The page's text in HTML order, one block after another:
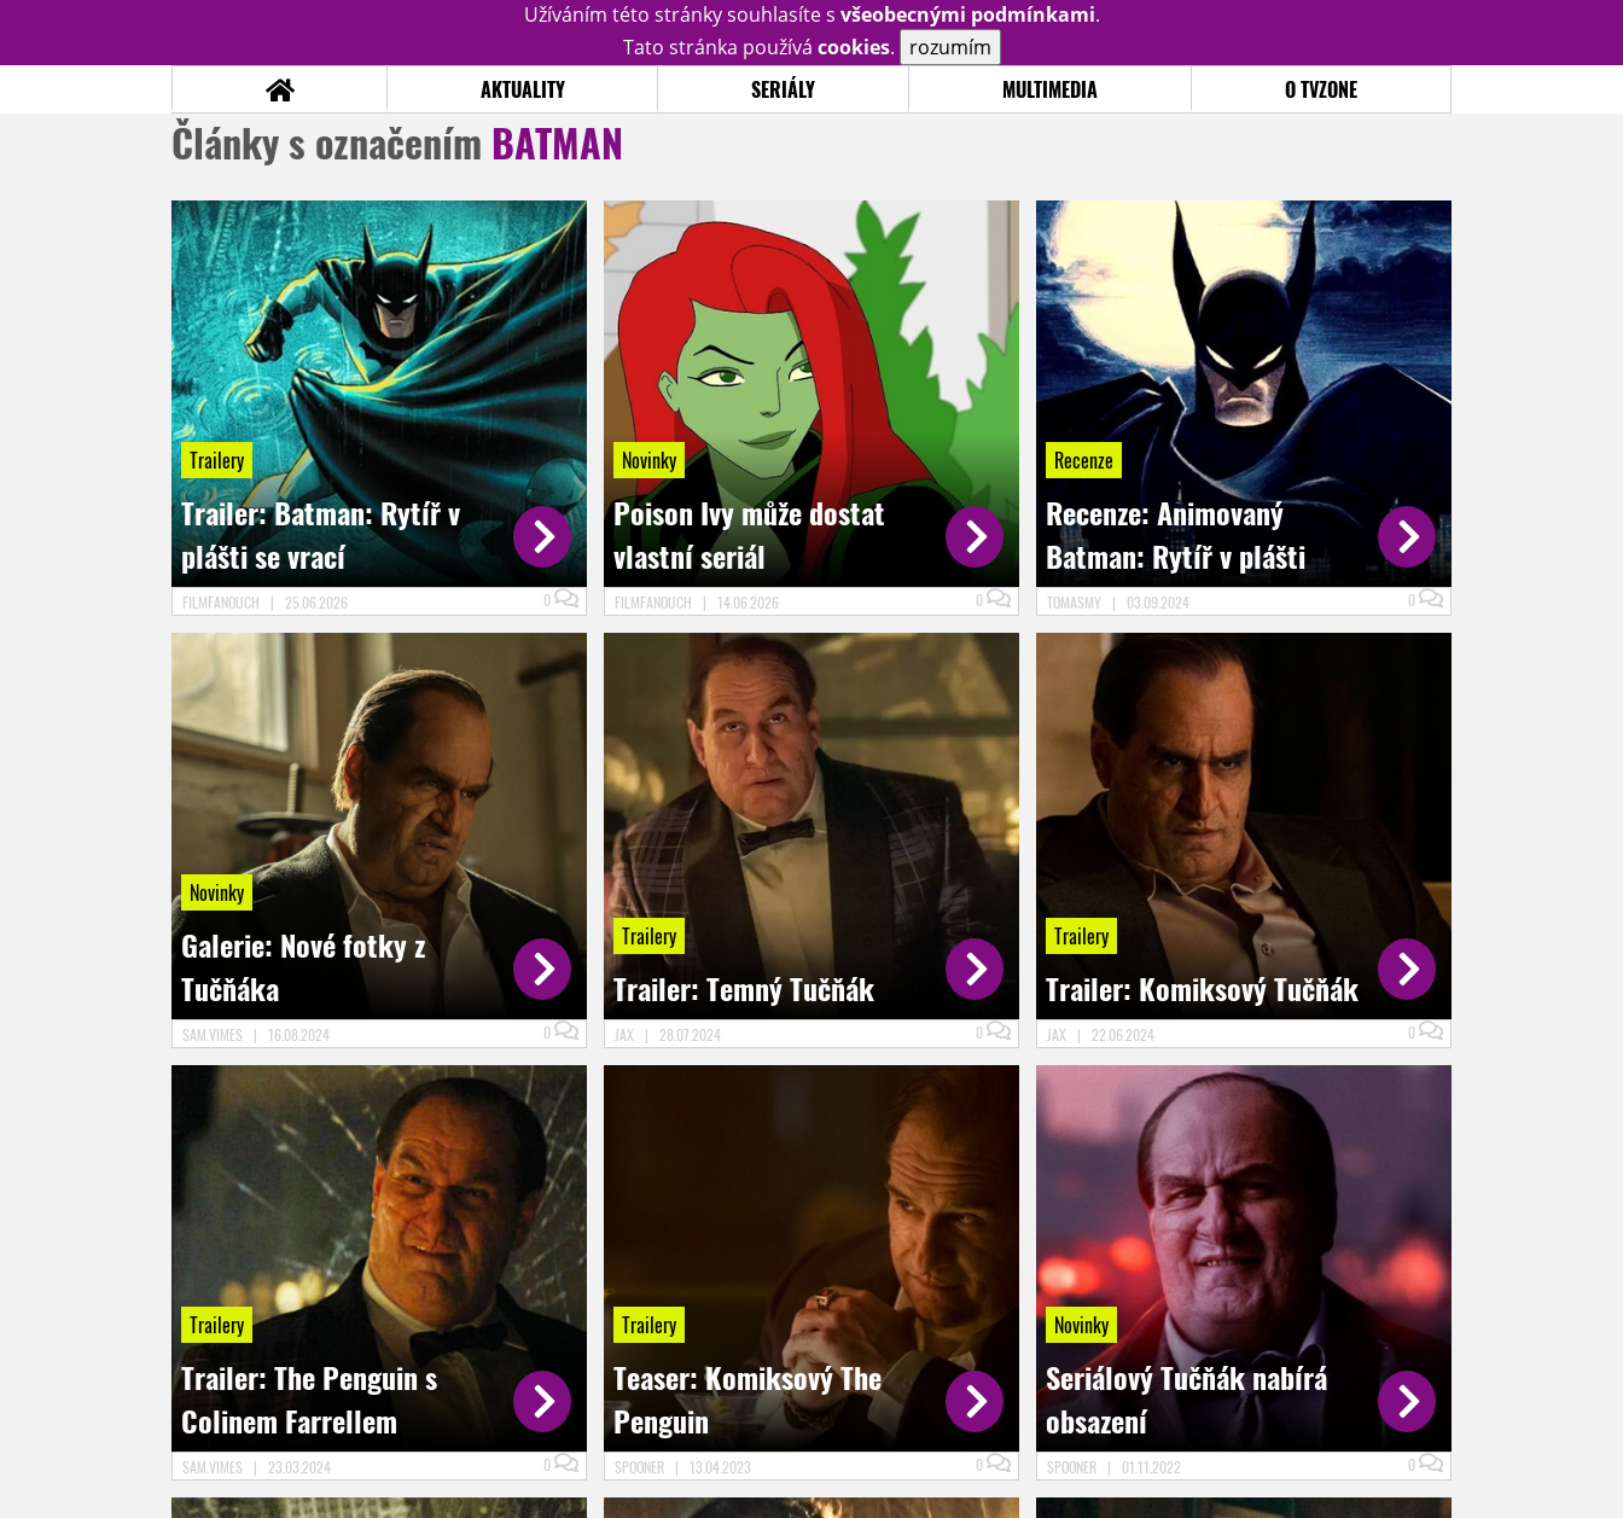
Užíváním této stránky souhlasíte s všeobecnými podmínkami.
Tato stránka používá cookies. rozumím
AKTUALITY SERIÁLY MULTIMEDIA O TVZONE
STATISTIKY
Články s označením BATMAN
Trailery
Trailer: Batman: Rytíř v
plášti se vrací
FILMFANOUCH | 25.06.2026 0
Novinky
Poison Ivy může dostat
vlastní seriál
FILMFANOUCH | 14.06.2026 0
Recenze
Recenze: Animovaný
Batman: Rytíř v plášti
TOMASMY | 03.09.2024 0
Novinky
Galerie: Nové fotky z
Tučňáka
SAM.VIMES | 16.08.2024 0
Trailery
Trailer: Temný Tučňák
JAX | 28.07.2024 0
Trailery
Trailer: Komiksový Tučňák
JAX | 22.06.2024 0
Trailery
Trailer: The Penguin s
Colinem Farrellem
SAM.VIMES | 23.03.2024 0
Trailery
Teaser: Komiksový The
Penguin
SPOONER | 13.04.2023 0
Novinky
Seriálový Tučňák nabírá
obsazení
SPOONER | 01.11.2022 0